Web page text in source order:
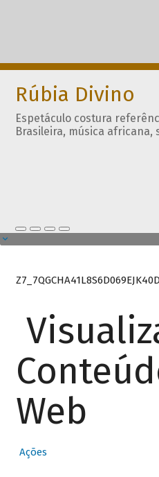
Rúbia Divino
Espetáculo costura
Brasileira, música africana,
Web
Ações